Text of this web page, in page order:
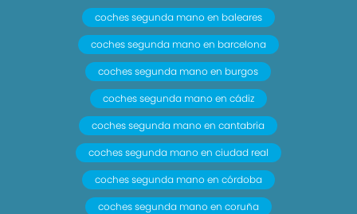
coches segunda mano en baleares
coches segunda mano en barcelona
coches segunda mano en burgos
coches segunda mano en cádiz
coches segunda mano en cantabria
coches segunda mano en ciudad real
coches segunda mano en córdoba
coches segunda mano en coruña